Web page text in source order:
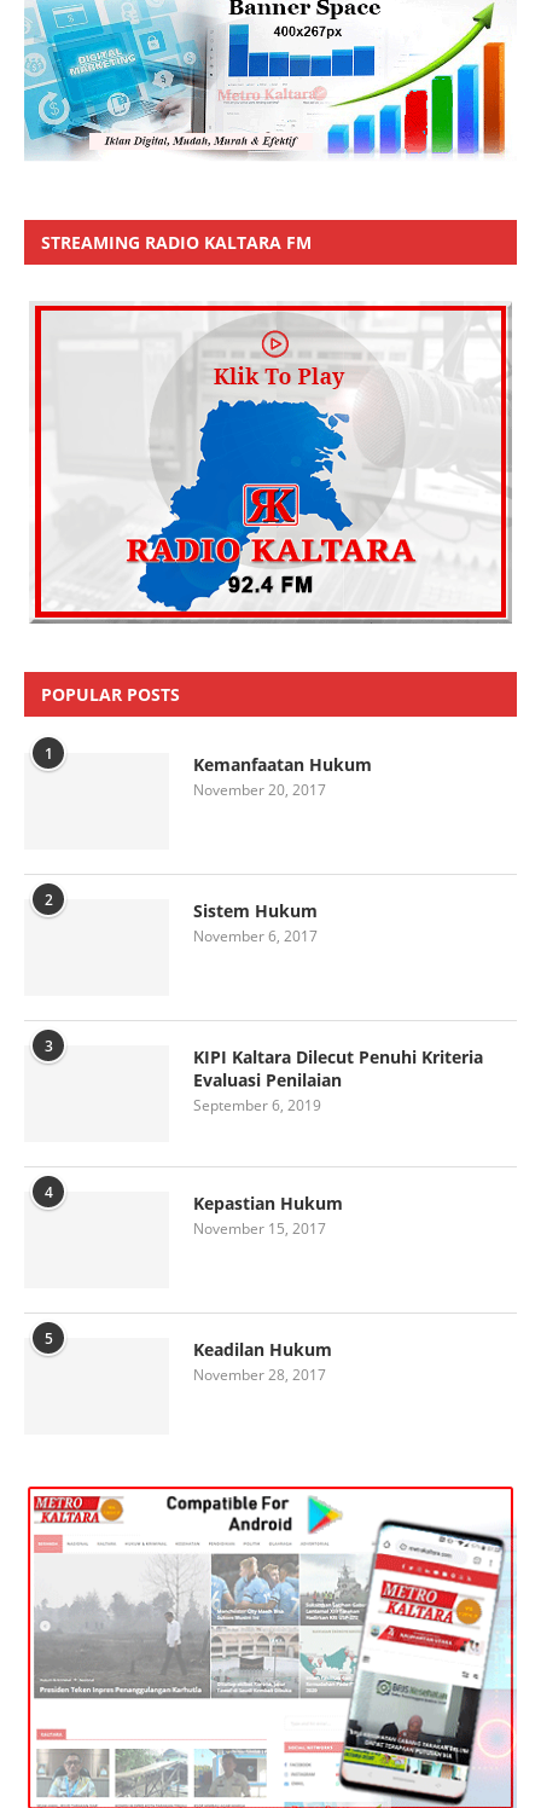
STREAMING RADIO KALTARA FM
POPULAR POSTS
1 Kemanfaatan Hukum
November 20, 2017
2 Sistem Hukum
November 6, 2017
3
KIPI Kaltara Dilecut Penuhi Kriteria
Evaluasi Penilaian
September 6, 2019
4 Kepastian Hukum
November 15, 2017
5 Keadilan Hukum
November 28, 2017